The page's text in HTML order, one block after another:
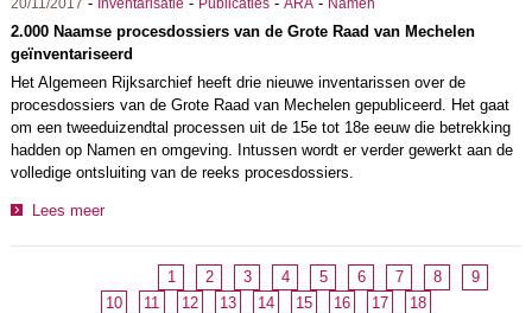
20/11/2017 Inventarisatie Publicaties ARA Namen
2.000 Naamse procesdossiers van de Grote Raad van Mechelen
geïnventariseerd
Het Algemeen Rijksarchief heeft drie nieuwe inventarissen over de
procesdossiers van de Grote Raad van Mechelen gepubliceerd. Het gaat
om een tweeduizendtal processen uit de 15e tot 18e eeuw die betrekking
hadden op Namen en omgeving. Intussen wordt er verder gewerkt aan de
volledige ontsluiting van de reeks procesdossiers.
Lees meer
1 2 3 4 5 6 7 8
9
10
11 12 13 14 15 16 17
18